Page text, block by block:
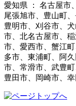
愛知県 ： 名古屋市
尾張旭市、豊山町
豊明市、刈谷市、
市、北名古屋市、
市、愛西市、蟹江
多市、東浦町、阿
市、常滑市、武豊
豊田市、岡崎市、